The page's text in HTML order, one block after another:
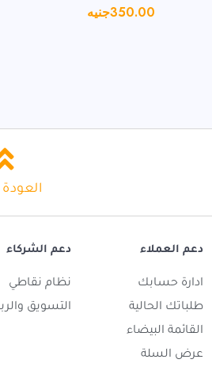
350.00جنيه
العودة
دعم العملاء
ادارة حسابك
طلباتك الحالية
القائمة البيضاء
عرض السلة
دعم الشركاء
نظام نقاطي
التسويق